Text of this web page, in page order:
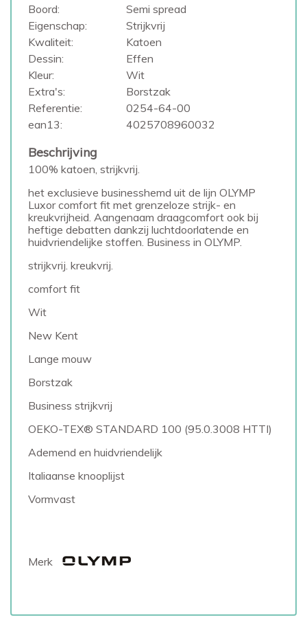
Boord:
Semi spread
Eigenschap:
Strijkvrij
Kwaliteit:
Katoen
Dessin:
Effen
Kleur:
Wit
Extra's:
Borstzak
Referentie:
0254-64-00
ean13:
4025708960032
Beschrijving
100% katoen, strijkvrij.
het exclusieve businesshemd uit de lijn OLYMP
Luxor comfort fit met grenzeloze strijk- en
kreukvrijheid. Aangenaam draagcomfort ook bij
heftige debatten dankzij luchtdoorlatende en
huidvriendelijke stoffen. Business in OLYMP.
strijkvrij. kreukvrij.
comfort fit
Wit
New Kent
Lange mouw
Borstzak
Business strijkvrij
OEKO-TEX® STANDARD 100 (95.0.3008 HTTI)
Ademend en huidvriendelijk
Italiaanse knooplijst
Vormvast
Merk